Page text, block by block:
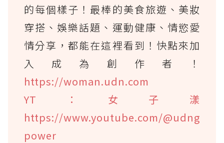
的每個樣子！最棒的美食旅遊、美妝
穿搭、娛樂話題、運動健康、情慾愛
情分享，都能在這裡看到！快點來加
入成為創作者！
https://woman.udn.com
YT：女子漾
https://www.youtube.com/@udng
power